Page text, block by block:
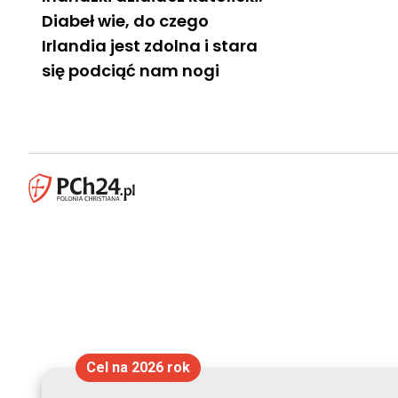
Diabeł wie, do czego
Irlandia jest zdolna i stara
się podciąć nam nogi
Cel na 2026 rok